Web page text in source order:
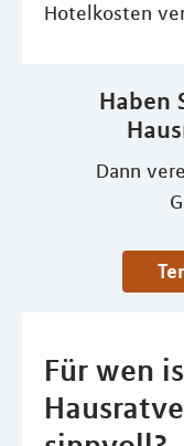
Hotelkosten
Haben
Dann
Für wen